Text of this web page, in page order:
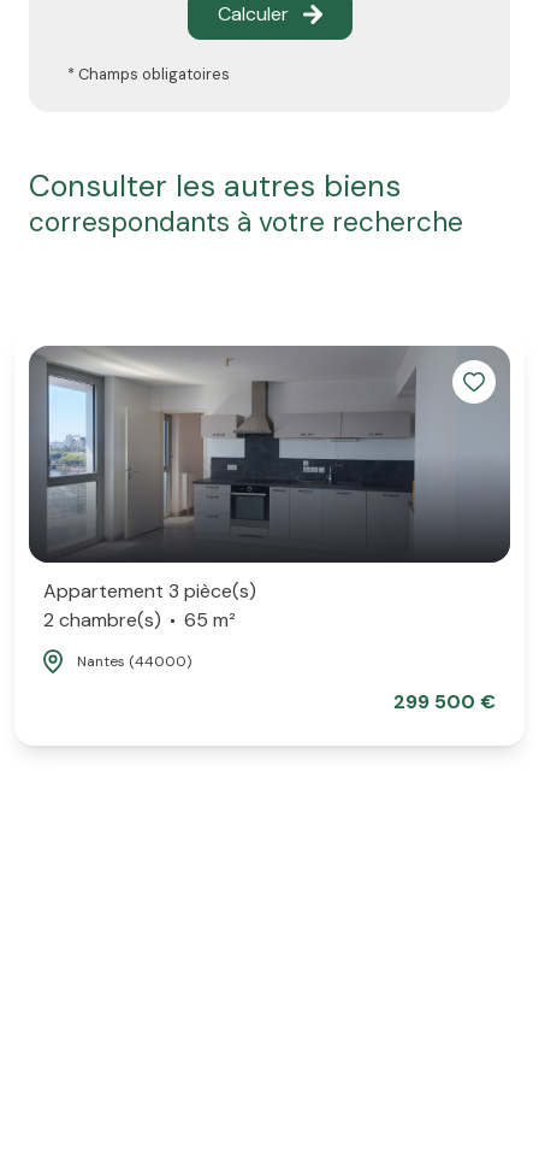
Calculer
* Champs obligatoires
consulter les autres biens
correspondants à votre recherche
Appartement 3 pièce(s)
2 chambre(s)
65 m²
Nantes (44000)
299 500 €